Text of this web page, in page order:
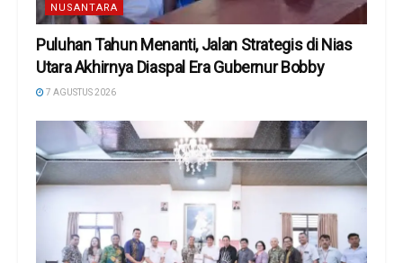
NUSANTARA
Puluhan Tahun Menanti, Jalan Strategis di Nias
Utara Akhirnya Diaspal Era Gubernur Bobby
7 AGUSTUS 2026